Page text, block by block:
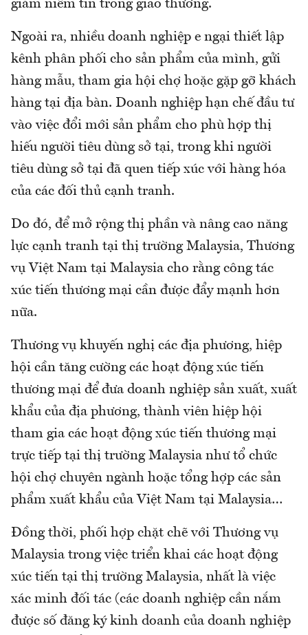
giảm niềm tin trong giao thương.
Ngoài ra, nhiều doanh nghiệp e ngại thiết lập
kênh phân phối cho sản phẩm của mình, gửi
hàng mẫu, tham gia hội chợ hoặc gặp gỡ khách
hàng tại địa bàn. Doanh nghiệp hạn chế đầu tư
vào việc đổi mới sản phẩm cho phù hợp thị
hiếu người tiêu dùng sở tại, trong khi người
tiêu dùng sở tại đã quen tiếp xúc với hàng hóa
của các đối thủ cạnh tranh.
Do đó, để mở rộng thị phần và nâng cao năng
lực cạnh tranh tại thị trường Malaysia, Thương
vụ Việt Nam tại Malaysia cho rằng công tác
xúc tiến thương mại cần được đẩy mạnh hơn
nữa.
Thương vụ khuyến nghị các địa phương, hiệp
hội cần tăng cường các hoạt động xúc tiến
thương mại để đưa doanh nghiệp sản xuất, xuất
khẩu của địa phương, thành viên hiệp hội
tham gia các hoạt động xúc tiến thương mại
trực tiếp tại thị trường Malaysia như tổ chức
hội chợ chuyên ngành hoặc tổng hợp các sản
phẩm xuất khẩu của Việt Nam tại Malaysia…
Đồng thời, phối hợp chặt chẽ với Thương vụ
Malaysia trong việc triển khai các hoạt động
xúc tiến tại thị trường Malaysia, nhất là việc
xác minh đối tác (các doanh nghiệp cần nắm
được số đăng ký kinh doanh của doanh nghiệp